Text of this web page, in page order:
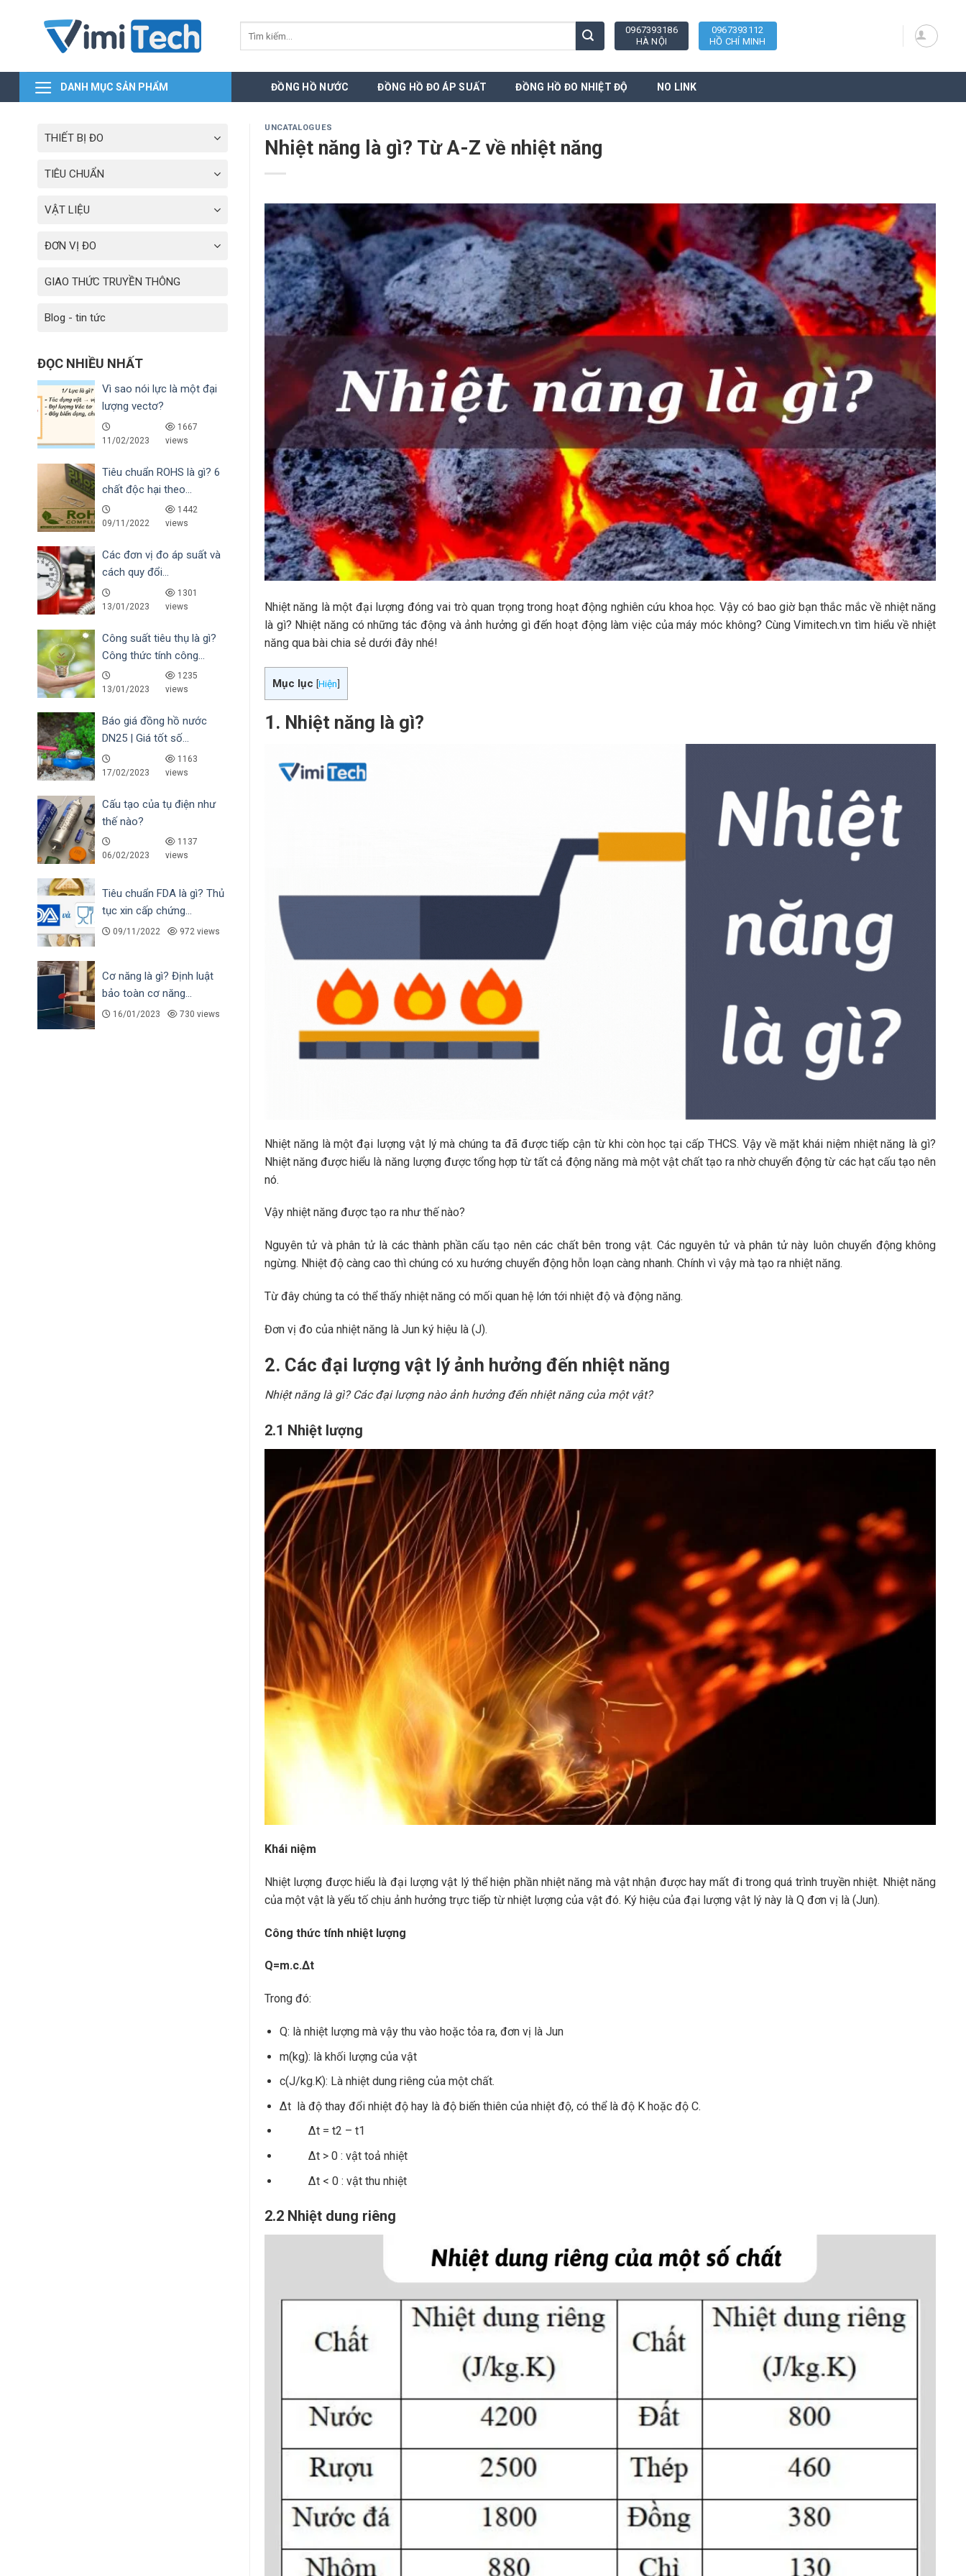
kiếm:
0967393186
HÀ NỘI
0967393112
HỒ CHÍ MINH
DANH MỤC SẢN PHẨM ĐỒNG HỒ NƯỚC ĐỒNG HỒ ĐO ÁP SUẤT ĐỒNG HỒ ĐO NHIỆT ĐỘ NO LINK
THIẾT BỊ ĐO
TIÊU CHUẨN
VẬT LIỆU
ĐƠN VỊ ĐO
GIAO THỨC TRUYỀN THÔNG
Blog - tin tức
ĐỌC NHIỀU NHẤT
Vì sao nói lực là một đại
lượng vectơ?
11/02/2023
1667
views
Tiêu chuẩn ROHS là gì? 6
chất độc hại theo...
09/11/2022
1442
views
Các đơn vị đo áp suất và
cách quy đổi...
13/01/2023
1301
views
Công suất tiêu thụ là gì?
Công thức tính công...
13/01/2023
1235
views
Báo giá đồng hồ nước
DN25 | Giá tốt số...
17/02/2023
1163
views
Cấu tạo của tụ điện như
thế nào?
06/02/2023
1137
views
Tiêu chuẩn FDA là gì? Thủ
tục xin cấp chứng...
09/11/2022 972 views
Cơ năng là gì? Định luật
bảo toàn cơ năng...
16/01/2023 730 views
UNCATALOGUES
Nhiệt năng là gì? Từ A-Z về nhiệt năng
Nhiệt năng là một đại lượng đóng vai trò quan trọng trong hoạt động nghiên cứu khoa học. Vậy có bao giờ bạn thắc mắc về nhiệt năng
là gì? Nhiệt năng có những tác động và ảnh hưởng gì đến hoạt động làm việc của máy móc không? Cùng Vimitech.vn tìm hiểu về nhiệt
năng qua bài chia sẻ dưới đây nhé!
Mục lục [Hiện]
1. Nhiệt năng là gì?
Nhiệt năng là một đại lượng vật lý mà chúng ta đã được tiếp cận từ khi còn học tại cấp THCS. Vậy về mặt khái niệm nhiệt năng là gì?
Nhiệt năng được hiểu là năng lượng được tổng hợp từ tất cả động năng mà một vật chất tạo ra nhờ chuyển động từ các hạt cấu tạo nên
nó.
Vậy nhiệt năng được tạo ra như thế nào?
Nguyên tử và phân tử là các thành phần cấu tạo nên các chất bên trong vật. Các nguyên tử và phân tử này luôn chuyển động không
ngừng. Nhiệt độ càng cao thì chúng có xu hướng chuyển động hỗn loạn càng nhanh. Chính vì vậy mà tạo ra nhiệt năng.
Từ đây chúng ta có thể thấy nhiệt năng có mối quan hệ lớn tới nhiệt độ và động năng.
Đơn vị đo của nhiệt năng là Jun ký hiệu là (J).
2. Các đại lượng vật lý ảnh hưởng đến nhiệt năng
Nhiệt năng là gì? Các đại lượng nào ảnh hưởng đến nhiệt năng của một vật?
2.1 Nhiệt lượng
Khái niệm
Nhiệt lượng được hiểu là đại lượng vật lý thể hiện phần nhiệt năng mà vật nhận được hay mất đi trong quá trình truyền nhiệt. Nhiệt năng
của một vật là yếu tố chịu ảnh hưởng trực tiếp từ nhiệt lượng của vật đó. Ký hiệu của đại lượng vật lý này là Q đơn vị là (Jun).
Công thức tính nhiệt lượng
Q=m.c.∆t
Trong đó:
Q: là nhiệt lượng mà vậy thu vào hoặc tỏa ra, đơn vị là Jun
m(kg): là khối lượng của vật
c(J/kg.K): Là nhiệt dung riêng của một chất.
∆t là độ thay đổi nhiệt độ hay là độ biến thiên của nhiệt độ, có thể là độ K hoặc độ C.
∆t = t2 – t1
∆t > 0 : vật toả nhiệt
∆t < 0 : vật thu nhiệt
2.2 Nhiệt dung riêng